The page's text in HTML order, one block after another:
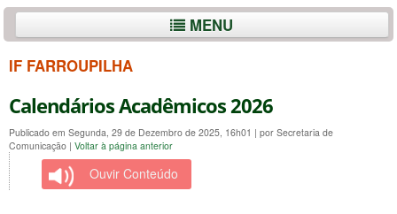
MENU
IF FARROUPILHA
Calendários Acadêmicos 2026
Publicado em Segunda, 29 de Dezembro de 2025, 16h01 | por Secretaria de
Comunicação | Voltar à página anterior
Ouvir Conteúdo